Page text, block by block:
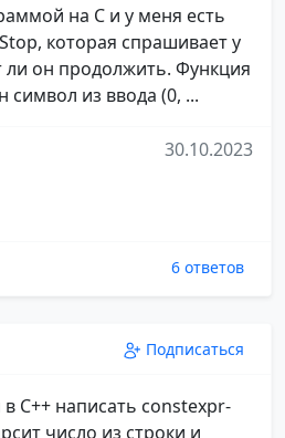
на C и у меня есть
которая спрашивает у
ли он продолжить. Функция
символ из ввода (0, ...
30.10.2023
6 ответов
Подписаться
С++ написать constexpr-
число из строки и